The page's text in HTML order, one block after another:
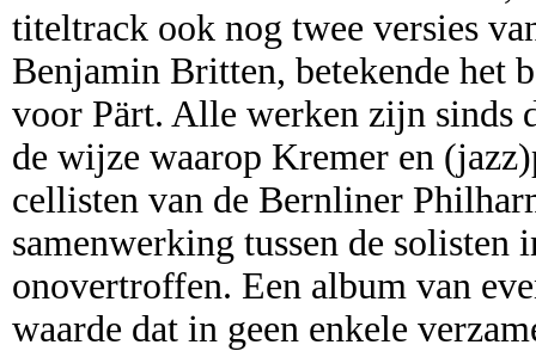
titeltrack ook nog twee versies
Benjamin Britten, betekende het
voor Pärt. Alle werken zijn sinds
de wijze waarop Kremer en
cellisten van de Bernliner
samenwerking tussen de
onovertroffen. Een album van
waarde dat in geen enkele